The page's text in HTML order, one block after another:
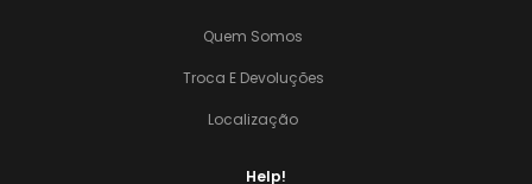
Quem Somos
Troca E Devoluções
Localização
Help!